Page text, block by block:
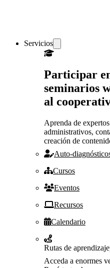
Servicios
Participar
seminarios
al
Aprenda de
administrativos,
creación de
Auto-
Cursos
Eventos
Recursos
Calendario
Rutas de aprendizaje
Acceda a enormes